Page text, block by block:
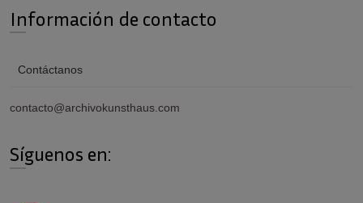
Información de contacto
Contáctanos
contacto@archivokunsthaus.com
Síguenos en: